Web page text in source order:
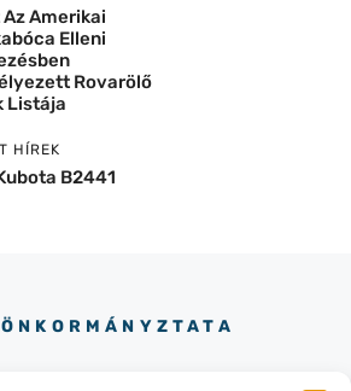
Amerikai
Elleni
Rovarölő
Listája
HÍREK
B2441